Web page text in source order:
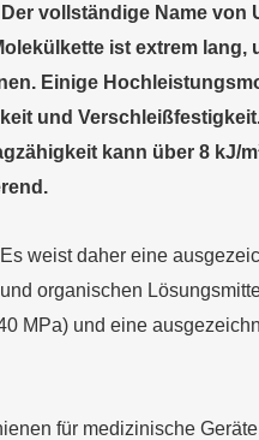
vollständige Name von
ist extrem lang,
Einige
und
kann über 8 kJ/
weist daher eine
organischen
MPa) und eine
für medizinische